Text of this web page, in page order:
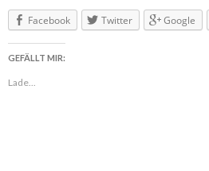
Facebook Twitter Google
GEFÄLLT MIR:
Lade...